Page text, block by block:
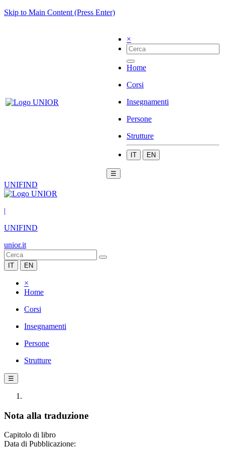
Skip to Main Content (Press Enter)
×
Home
Corsi
Insegnamenti
Persone
Strutture
IT EN
☰
UNIFIND
|
UNIFIND
unior.it
IT EN
×
Home
Corsi
Insegnamenti
Persone
Strutture
☰
Nota alla traduzione
Capitolo di libro
Data di Pubblicazione: